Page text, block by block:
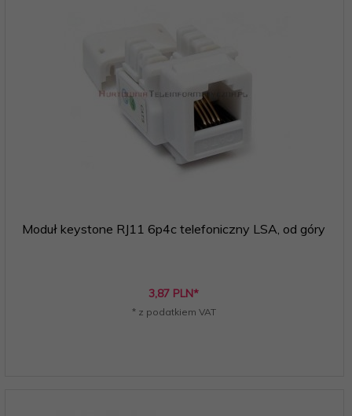
Moduł keystone RJ11 6p4c telefoniczny LSA, od góry
3,87 PLN*
* z podatkiem VAT